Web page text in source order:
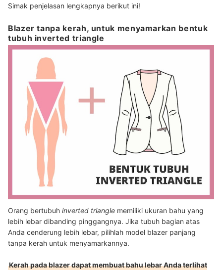
Simak penjelasan lengkapnya berikut ini!
Blazer tanpa kerah, untuk menyamarkan bentuk
tubuh inverted triangle
Orang bertubuh inverted triangle memiliki ukuran bahu yang
lebih lebar dibanding pinggangnya. Jika tubuh bagian atas
Anda cenderung lebih lebar, pilihlah model blazer panjang
tanpa kerah untuk menyamarkannya.
Kerah pada blazer dapat membuat bahu lebar Anda terlihat